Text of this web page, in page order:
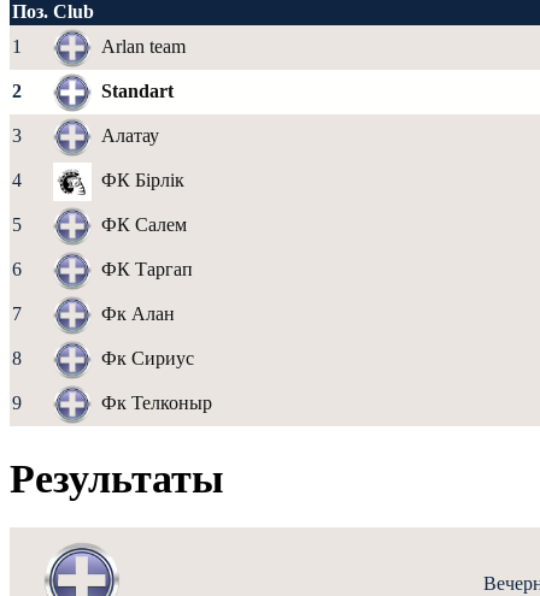
Поз. Club
1
Arlan team
2 Standart
3 Алатау
4 ФК Бірлік
5 ФК Салем
6 ФК Таргап
7 Фк Алан
8 Фк Сириус
9 Фк Телконыр
Результаты